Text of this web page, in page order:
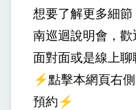
◆🇵🇭 宿霧｜B’Cebu
◆ 🇵🇭 宿霧｜IMS
◆ 🇵🇭 碧瑤｜JIC
想要了解更多細節
南巡迴說明會，
面對面或是線上聊
⚡️點擊本網頁右
預約⚡️